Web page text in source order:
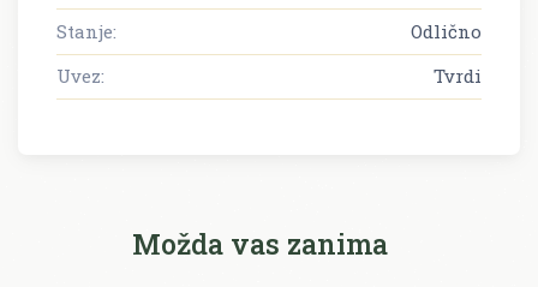
Stanje:
Odlično
Uvez:
Tvrdi
Možda vas zanima